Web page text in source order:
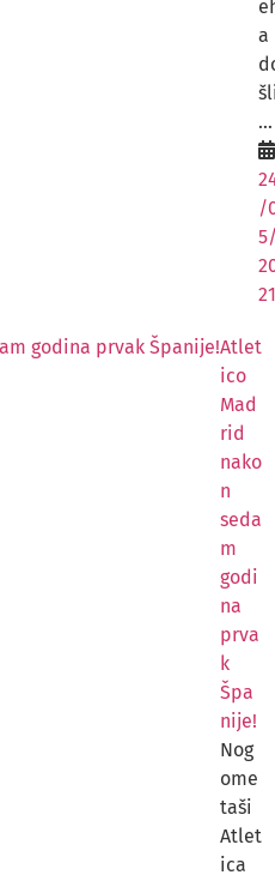
a
...
/
21
Atlet
ico
Mad
rid
nako
n
seda
m
godi
na
prva
k
Špa
nije!
Nog
ome
taši
Atlet
ica